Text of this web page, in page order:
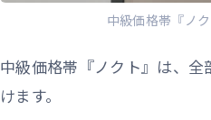
中級価格帯『ノ
中級価格帯『ノクト』は、
けます。